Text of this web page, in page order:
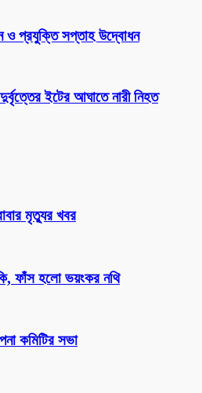
ও প্রযুক্তি সপ্তাহ উদ্বোধন
ইটের আঘাতে নারী নিহত
মৃত্যুর খবর
ফাঁস হলো ভয়ংকর নথি
কমিটির সভা